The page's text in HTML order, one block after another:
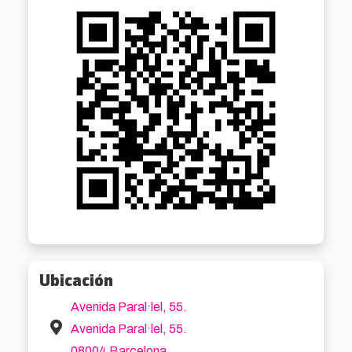
Ubicación
Avenida Paral·lel, 55.
Avenida Paral·lel, 55.